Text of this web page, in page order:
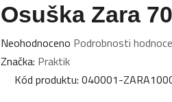
Osuška Zara
Průměrné
hodnocení
produktu
Neohodnoceno Podrobnosti
Značka: Praktik
Kód produktu: 040001-